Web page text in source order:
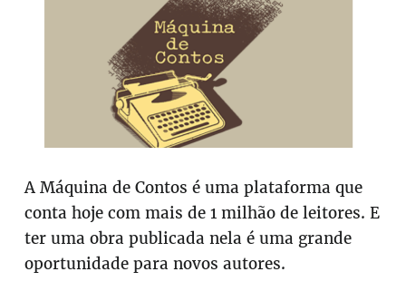
A Máquina de Contos é uma plataforma que
conta hoje com mais de 1 milhão de leitores. E
ter uma obra publicada nela é uma grande
oportunidade para novos autores.